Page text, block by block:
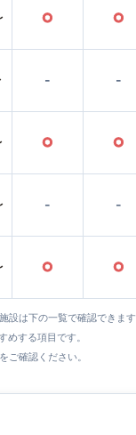
○ ○
- -
○ ○
- -
○ ○
は下の一覧で確認できます
する項目です。
ご確認ください。